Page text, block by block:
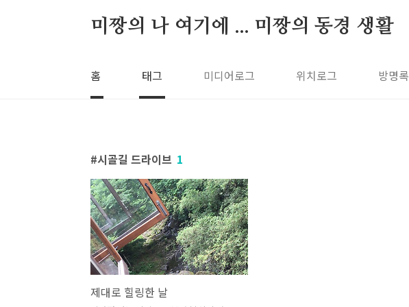
미짱의 나 여기에 ... 미짱의 동경 생활
홈 태그 미디어로그 위치로그 방명록
시골길 드라이브 1
제대로 힐링한 날